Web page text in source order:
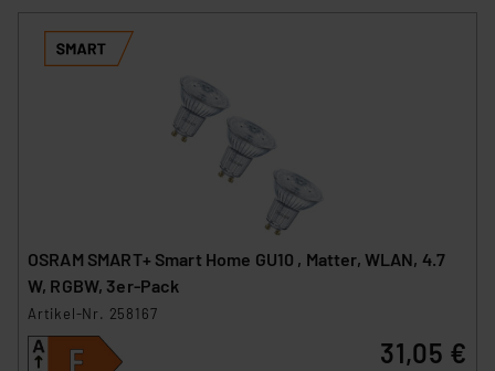
hiergegen Klagemöglichkeiten für Europäer bestehen.
Unsere Kooperation mit diesen Dienstleistern stützt
sich auf die Standarddatenschutzklauseln der
Europäischen Kommission sowie einer eigenen
Beurteilung der mit der Datenübermittlung,
insbesondere der Art der übermittelten Daten,
Datenschutzerklärung
OSRAM SMART+ Smart Home GU10 , Matter, WLAN, 4.7
W, RGBW, 3er-Pack
Artikel-Nr. 258167
31,05 €